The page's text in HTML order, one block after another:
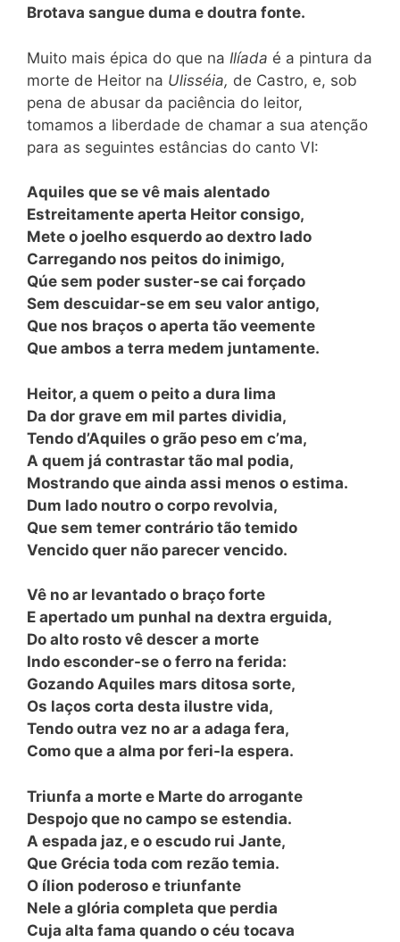
Brotava sangue duma e doutra fonte.
Muito mais épica do que na Ilíada é a pintura da
morte de Heitor na Ulisséia, de Castro, e, sob
pena de abusar da paciência do leitor,
tomamos a liberdade de chamar a sua atenção
para as seguintes estâncias do canto VI:
Aquiles que se vê mais alentado
Estreitamente aperta Heitor consigo,
Mete o joelho esquerdo ao dextro lado
Carregando nos peitos do inimigo,
Qúe sem poder suster-se cai forçado
Sem descuidar-se em seu valor antigo,
Que nos braços o aperta tão veemente
Que ambos a terra medem juntamente.
Heitor, a quem o peito a dura lima
Da dor grave em mil partes dividia,
Tendo d’Aquiles o grão peso em c’ma,
A quem já contrastar tão mal podia,
Mostrando que ainda assi menos o estima.
Dum lado noutro o corpo revolvia,
Que sem temer contrário tão temido
Vencido quer não parecer vencido.
Vê no ar levantado o braço forte
E apertado um punhal na dextra erguida,
Do alto rosto vê descer a morte
Indo esconder-se o ferro na ferida:
Gozando Aquiles mars ditosa sorte,
Os laços corta desta ilustre vida,
Tendo outra vez no ar a adaga fera,
Como que a alma por feri-la espera.
Triunfa a morte e Marte do arrogante
Despojo que no campo se estendia.
A espada jaz, e o escudo rui Jante,
Que Grécia toda com rezão temia.
O ílion poderoso e triunfante
Nele a glória completa que perdia
Cuja alta fama quando o céu tocava